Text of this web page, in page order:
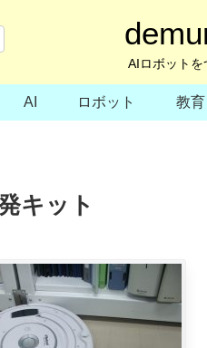
AIロボットを
AI ロボット 教育
キット